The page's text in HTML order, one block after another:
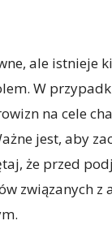
ale istnieje
W
na cele
jest, aby
że przed
związanych